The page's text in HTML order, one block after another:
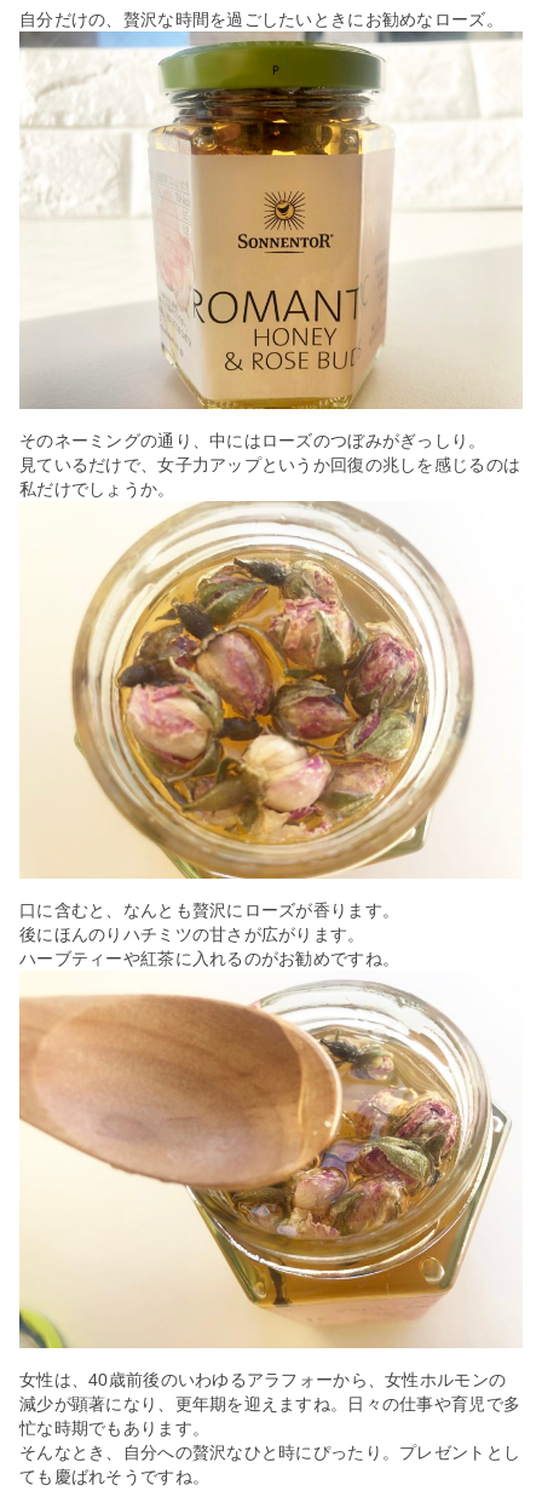
自分だけの、贅沢な時間を過ごしたいときにお勧めなローズ。
そのネーミングの通り、中にはローズのつぼみがぎっしり。
見ているだけで、女子力アップというか回復の兆しを感じるのは
私だけでしょうか。
口に含むと、なんとも贅沢にローズが香ります。
後にほんのりハチミツの甘さが広がります。
ハーブティーや紅茶に入れるのがお勧めですね。
女性は、40歳前後のいわゆるアラフォーから、女性ホルモンの
減少が顕著になり、更年期を迎えますね。日々の仕事や育児で多
忙な時期でもあります。
そんなとき、自分への贅沢なひと時にぴったり。プレゼントとし
ても慶ばれそうですね。